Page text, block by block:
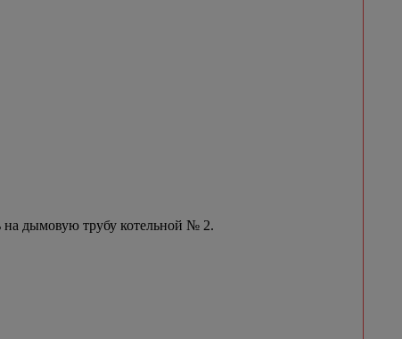
на дымовую трубу котельной № 2.